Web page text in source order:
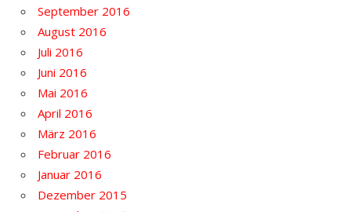
September 2016
August 2016
Juli 2016
Juni 2016
Mai 2016
April 2016
März 2016
Februar 2016
Januar 2016
Dezember 2015